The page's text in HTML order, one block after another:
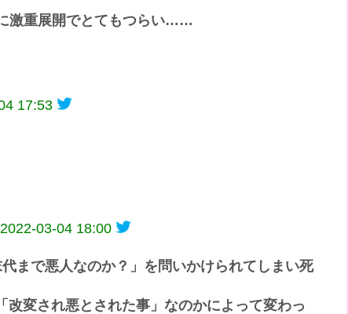
激重展開でとてもつらい……
17:53
2022-03-04 18:00
まで悪人なのか？」を問いかけられてしまい死
変され悪とされた事」なのかによって変わっ